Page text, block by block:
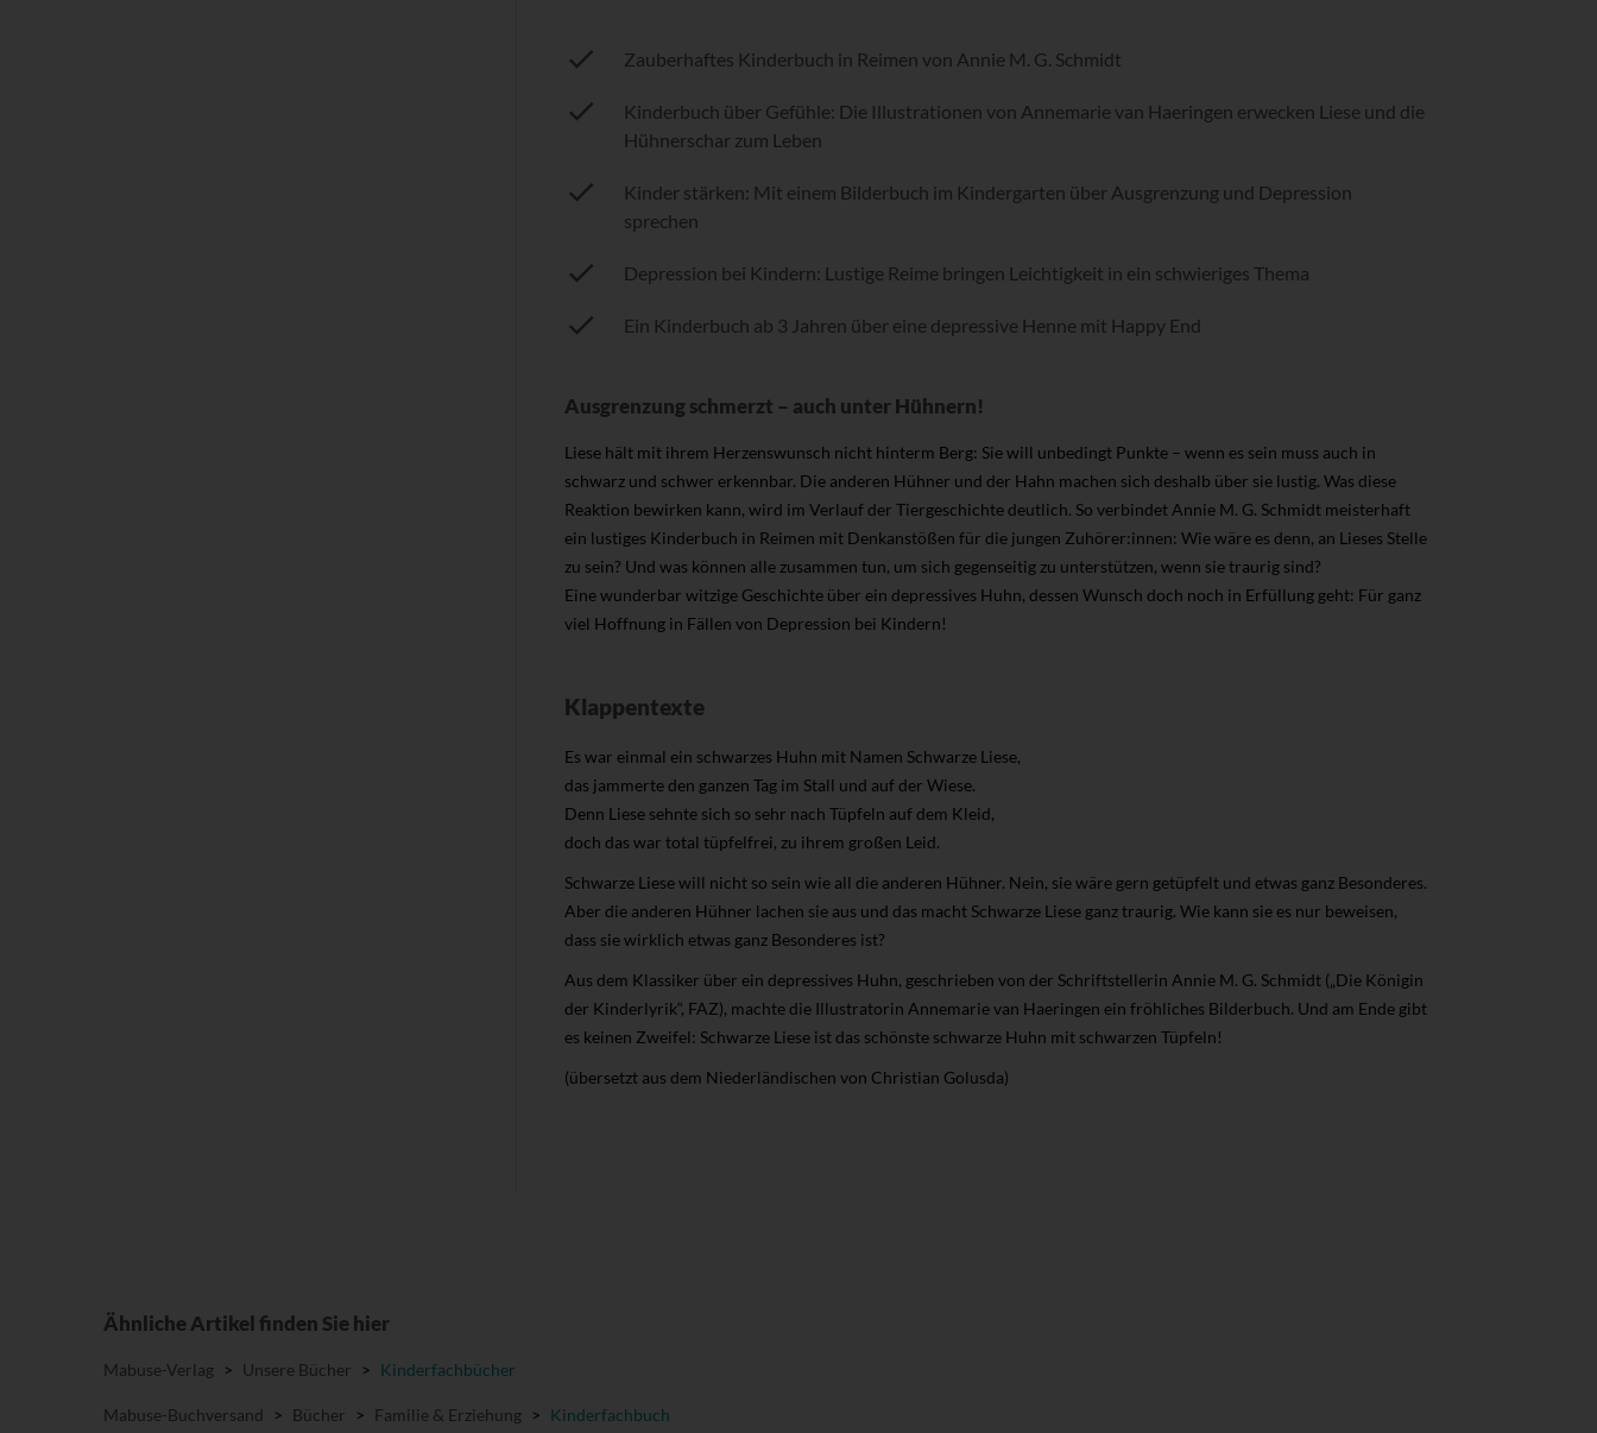
Zauberhaftes Kinderbuch in Reimen von Annie M. G. Schmidt
Kinderbuch über Gefühle: Die Illustrationen von Annemarie van Haeringen erwecken Liese und die
Hühnerschar zum Leben
Kinder stärken: Mit einem Bilderbuch im Kindergarten über Ausgrenzung und Depression
sprechen
Depression bei Kindern: Lustige Reime bringen Leichtigkeit in ein schwieriges Thema
Ein Kinderbuch ab 3 Jahren über eine depressive Henne mit Happy End
Ausgrenzung schmerzt – auch unter Hühnern!
Liese hält mit ihrem Herzenswunsch nicht hinterm Berg: Sie will unbedingt Punkte – wenn es sein muss auch in
schwarz und schwer erkennbar. Die anderen Hühner und der Hahn machen sich deshalb über sie lustig. Was diese
Reaktion bewirken kann, wird im Verlauf der Tiergeschichte deutlich. So verbindet Annie M. G. Schmidt meisterhaft
ein lustiges Kinderbuch in Reimen mit Denkanstößen für die jungen Zuhörer:innen: Wie wäre es denn, an Lieses Stelle
zu sein? Und was können alle zusammen tun, um sich gegenseitig zu unterstützen, wenn sie traurig sind?
Eine wunderbar witzige Geschichte über ein depressives Huhn, dessen Wunsch doch noch in Erfüllung geht: Für ganz
viel Hoffnung in Fällen von Depression bei Kindern!
Klappentexte
Es war einmal ein schwarzes Huhn mit Namen Schwarze Liese,
das jammerte den ganzen Tag im Stall und auf der Wiese.
Denn Liese sehnte sich so sehr nach Tüpfeln auf dem Kleid,
doch das war total tüpfelfrei, zu ihrem großen Leid.
Schwarze Liese will nicht so sein wie all die anderen Hühner. Nein, sie wäre gern getüpfelt und etwas ganz Besonderes.
Aber die anderen Hühner lachen sie aus und das macht Schwarze Liese ganz traurig. Wie kann sie es nur beweisen,
dass sie wirklich etwas ganz Besonderes ist?
Aus dem Klassiker über ein depressives Huhn, geschrieben von der Schriftstellerin Annie M. G. Schmidt („Die Königin
der Kinderlyrik“, FAZ), machte die Illustratorin Annemarie van Haeringen ein fröhliches Bilderbuch. Und am Ende gibt
es keinen Zweifel: Schwarze Liese ist das schönste schwarze Huhn mit schwarzen Tüpfeln!
(übersetzt aus dem Niederländischen von Christian Golusda)
Ähnliche Artikel finden Sie hier
Mabuse-Verlag > Unsere Bücher > Kinderfachbücher
Mabuse-Buchversand > Bücher > Familie & Erziehung > Kinderfachbuch